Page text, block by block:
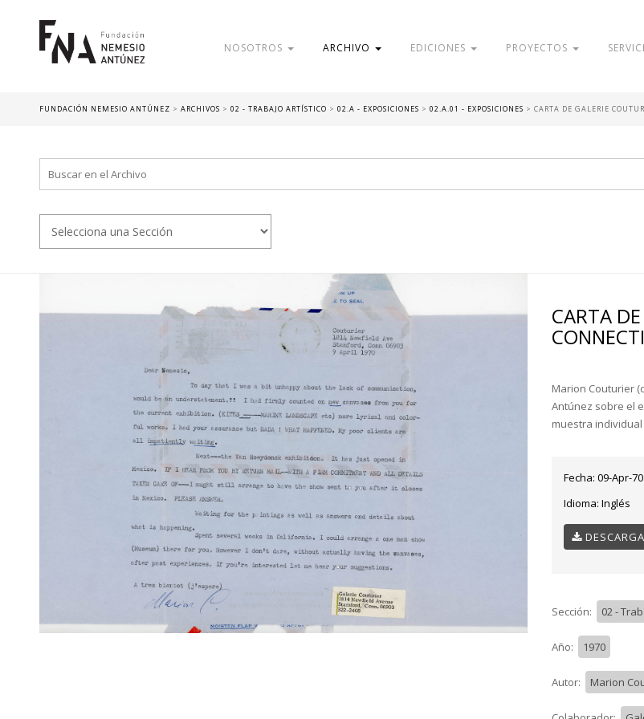
NOSOTROS ARCHIVO EDICIONES PROYECTOS
FUNDACIÓN NEMESIO ANTÚNEZ > ARCHIVOS > 02 - TRABAJO ARTÍSTICO > 02.A - EXPOSICIONES > 02.A.01 - EXPOSICIONES > CARTA DE GALERIE
CARTA
Marion Couturier
Antúnez sobre el
muestra
Fecha: 09-Apr-70
Idioma: Inglés
Sección: 02 -
Año: 1970
Autor: Marion